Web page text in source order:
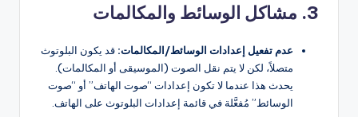
3. مشاكل الوسائط والمكالمات
عدم تفعيل إعدادات الوسائط/المكالمات: قد يكون البلوتوث
متصلاً، لكن لا يتم نقل الصوت (الموسيقى أو المكالمات).
يحدث هذا عندما لا تكون إعدادات “صوت الهاتف” أو “صوت
الوسائط” مُفعَّلة في قائمة إعدادات البلوتوث على الهاتف.